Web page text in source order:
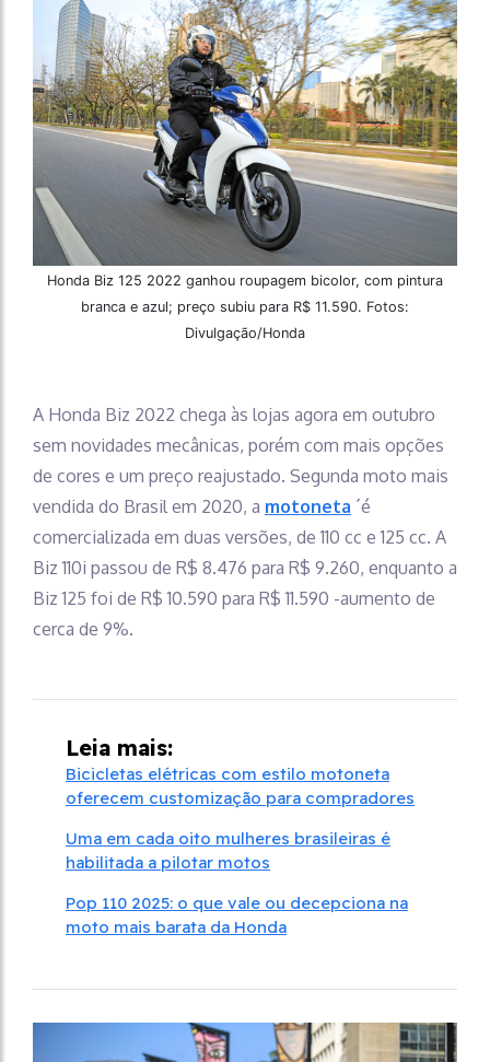
Honda Biz 125 2022 ganhou roupagem bicolor, com pintura
branca e azul; preço subiu para R$ 11.590. Fotos:
Divulgação/Honda
A Honda Biz 2022 chega às lojas agora em outubro
sem novidades mecânicas, porém com mais opções
de cores e um preço reajustado. Segunda moto mais
vendida do Brasil em 2020, a motoneta ´é
comercializada em duas versões, de 110 cc e 125 cc. A
Biz 110i passou de R$ 8.476 para R$ 9.260, enquanto a
Biz 125 foi de R$ 10.590 para R$ 11.590 -aumento de
cerca de 9%.
Leia mais:
Bicicletas elétricas com estilo motoneta
oferecem customização para compradores
Uma em cada oito mulheres brasileiras é
habilitada a pilotar motos
Pop 110 2025: o que vale ou decepciona na
moto mais barata da Honda